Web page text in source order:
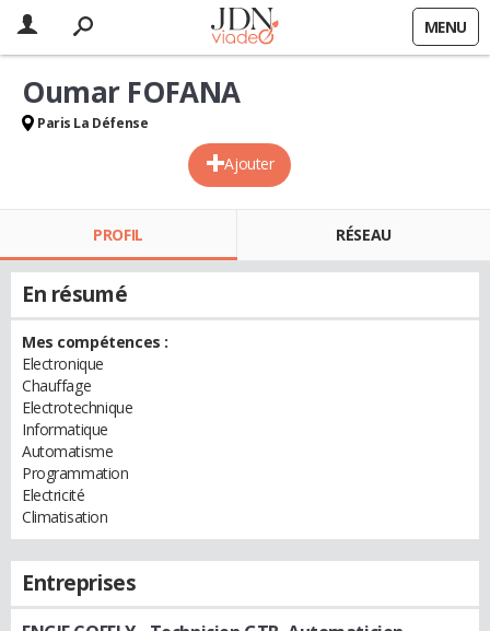
MENU
Ajouter
Oumar FOFANA
Paris La Défense
PROFIL RÉSEAU
En résumé
Mes compétences :
Electronique
Chauffage
Electrotechnique
Informatique
Automatisme
Programmation
Electricité
Climatisation
Entreprises